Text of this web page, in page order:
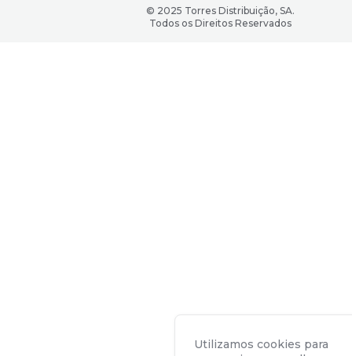
© 2025 Torres Distribuição, SA.
Todos os Direitos Reservados
Utilizamos cookies para